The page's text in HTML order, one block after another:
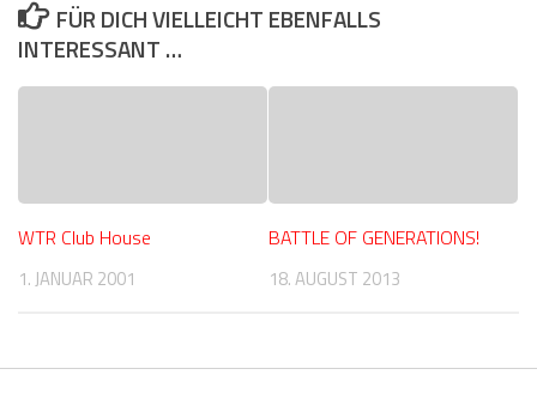
FÜR DICH VIELLEICHT EBENFALLS
INTERESSANT …
WTR Club House
1. JANUAR 2001
BATTLE OF GENERATIONS!
18. AUGUST 2013